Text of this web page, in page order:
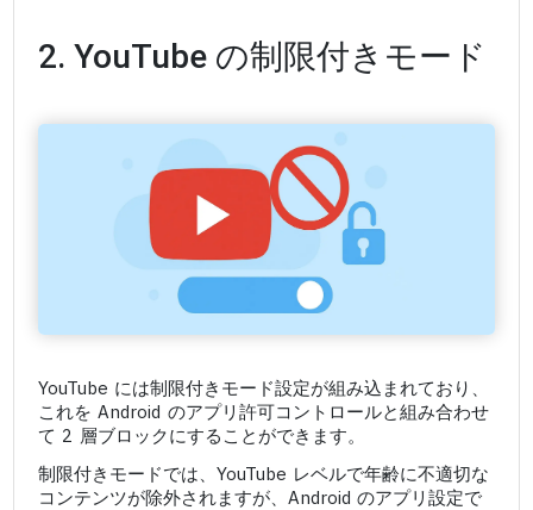
2. YouTube の制限付きモード
YouTube には制限付きモード設定が組み込まれており、
これを Android のアプリ許可コントロールと組み合わせ
て 2 層ブロックにすることができます。
制限付きモードでは、YouTube レベルで年齢に不適切な
コンテンツが除外されますが、Android のアプリ設定で